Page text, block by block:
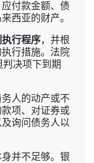
付款金额、债
西亚的财产。
行程序，并根
行措施。法院
决项下到期
人的动产或不
项、对证券或
询问债务人以
并不足够。银